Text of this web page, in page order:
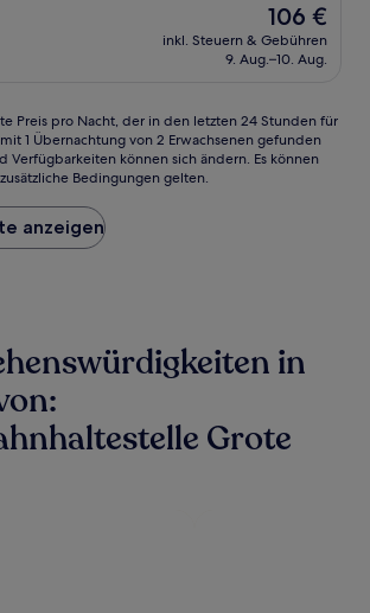
Der
Preis
beträgt
106 €
inkl. Steuern & Gebühren
9. Aug.–10. Aug.
Preis pro Nacht, der in den letzten 24 Stunden für
1 Übernachtung von 2 Erwachsenen gefunden
Verfügbarkeiten können sich ändern. Es können
zusätzliche Bedingungen gelten.
anzeigen
in
Grote